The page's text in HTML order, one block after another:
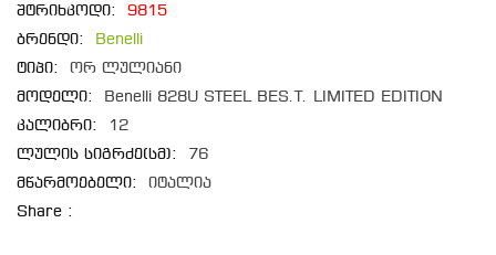
შტრიხკოდი:
9815
ბრენდი:
Benelli
ტიპი:
ორ ლულიანი
მოდელი:
Benelli 828U STEEL BE­S.T. LIMITED EDITION
კალიბრი:
12
ლულის სიგრძე(სმ):
76
მწარმოებელი:
იტალია
Share :